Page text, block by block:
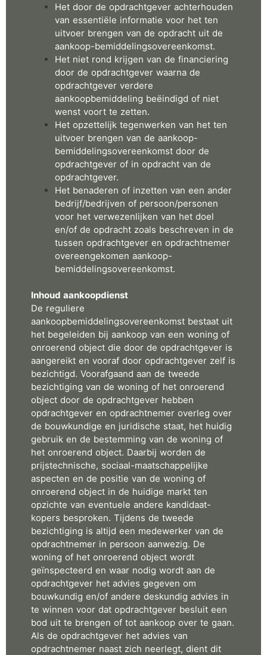
Het door de opdrachtgever achterhouden
van essentiële informatie voor het ten
uitvoer brengen van de opdracht uit de
aankoop-bemiddelingsovereenkomst.
Het niet rond krijgen van de financiering
door de opdrachtgever waarna de
opdrachtgever verdere
aankoopbemiddeling beëindigd of niet
wenst voort te zetten.
Het opzettelijk tegenwerken van het ten
uitvoer brengen van de aankoop-
bemiddelingsovereenkomst door de
opdrachtgever of in opdracht van de
opdrachtgever.
Het benaderen of inzetten van een ander
bedrijf/bedrijven of persoon/personen
voor het verwezenlijken van het doel
en/of de opdracht zoals beschreven in de
tussen opdrachtgever en opdrachtnemer
overeengekomen aankoop-
bemiddelingsovereenkomst.
Inhoud aankoopdienst
De reguliere
aankoopbemiddelingsovereenkomst bestaat uit
het begeleiden bij aankoop van een woning of
onroerend object die door de opdrachtgever is
aangereikt en vooraf door opdrachtgever zelf is
bezichtigd. Voorafgaand aan de tweede
bezichtiging van de woning of het onroerend
object door de opdrachtgever hebben
opdrachtgever en opdrachtnemer overleg over
de bouwkundige en juridische staat, het huidig
gebruik en de bestemming van de woning of
het onroerend object. Daarbij worden de
prijstechnische, sociaal-maatschappelijke
aspecten en de positie van de woning of
onroerend object in de huidige markt ten
opzichte van eventuele andere kandidaat-
kopers besproken. Tijdens de tweede
bezichtiging is altijd een medewerker van de
opdrachtnemer in persoon aanwezig. De
woning of het onroerend object wordt
geïnspecteerd en waar nodig wordt aan de
opdrachtgever het advies gegeven om
bouwkundig en/of andere deskundig advies in
te winnen voor dat opdrachtgever besluit een
bod uit te brengen of tot aankoop over te gaan.
Als de opdrachtgever het advies van
opdrachtnemer naast zich neerlegt, dient dit